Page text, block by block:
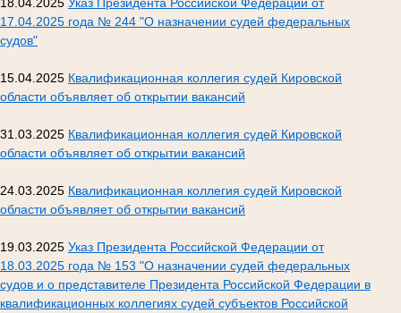
17.04.2025 года № 244 "О назначении судей федеральных
судов"
15.04.2025 Квалификационная коллегия судей Кировской
области объявляет об открытии вакансий
31.03.2025 Квалификационная коллегия судей Кировской
области объявляет об открытии вакансий
24.03.2025 Квалификационная коллегия судей Кировской
области объявляет об открытии вакансий
19.03.2025 Указ Президента Российской Федерации от
18.03.2025 года № 153 "О назначении судей федеральных
судов и о представителе Президента Российской Федерации в
квалификационных коллегиях судей субъектов Российской